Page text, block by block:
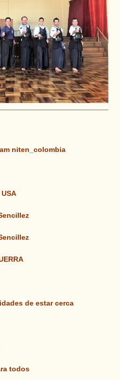
niten_colombia
de estar cerca
todos